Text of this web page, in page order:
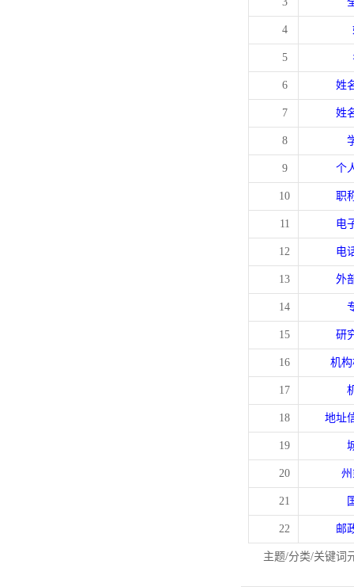
4
5
6 姓
7 姓
8
9 个
10 职
11 电
12 电
13 外
14
15 研
16 机
17
18 地址
19
20
21
22 邮
主题/分类/关键词